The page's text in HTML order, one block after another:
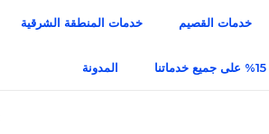
خدمات القصيم خدمات المنطقة الشرقية
المدونة